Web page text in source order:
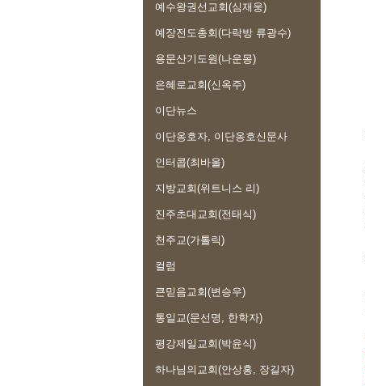
예수왕권선교회(심재웅)
예장전도총회(다락방 류광수)
용문산기도원(나운몽)
은혜로교회(신옥주)
이단뉴스
이단옹호자, 이단옹호신문사
인터콥(최바울)
지방교회(위트니스 리)
진주초대교회(전태식)
천주교(가톨릭)
컬럼
큰믿음교회(변승우)
통일교(문선명, 한학자)
평강제일교회(박윤식)
하나님의교회(안상홍, 장길자)